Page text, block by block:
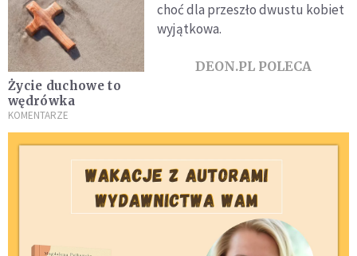
Życie duchowe to
wędrówka
KOMENTARZE
choć dla przeszło dwustu kobiet
wyjątkowa.
DEON.PL POLECA